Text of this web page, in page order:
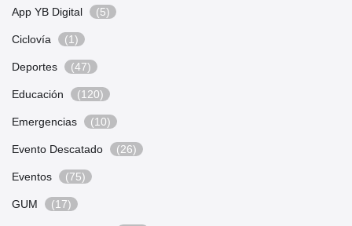
App YB Digital (5)
Ciclovía (1)
Deportes (47)
Educación (120)
Emergencias (10)
Evento Descatado (26)
Eventos (75)
GUM (17)